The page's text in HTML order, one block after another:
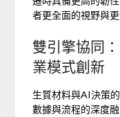
者更全面的視野與
雙引擎協同
業模式創新
生質材料與AI決策
數據與流程的深度